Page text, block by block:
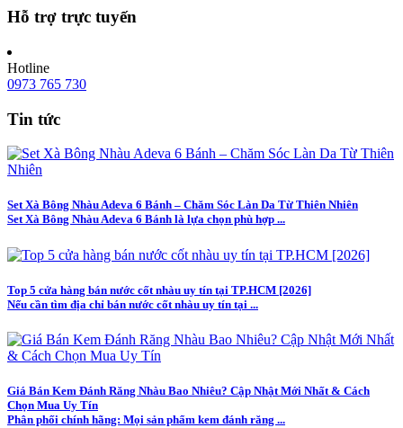
Hỗ trợ trực tuyến
Hotline
0973 765 730
Tin tức
Set Xà Bông Nhàu Adeva 6 Bánh – Chăm Sóc Làn Da Từ Thiên Nhiên
Set Xà Bông Nhàu Adeva 6 Bánh là lựa chọn phù hợp ...
Top 5 cửa hàng bán nước cốt nhàu uy tín tại TP.HCM [2026]
Nếu cần tìm địa chỉ bán nước cốt nhàu uy tín tại ...
Giá Bán Kem Đánh Răng Nhàu Bao Nhiêu? Cập Nhật Mới Nhất & Cách
Chọn Mua Uy Tín
Phân phối chính hãng: Mọi sản phẩm kem đánh răng ...